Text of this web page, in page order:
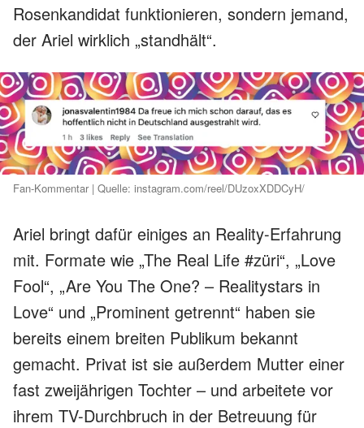
Rosenkandidat funktionieren, sondern jemand,
der Ariel wirklich „standhält“.
Fan-Kommentar | Quelle: instagram.com/reel/DUzoxXDDCyH/
Ariel bringt dafür einiges an Reality-Erfahrung
mit. Formate wie „The Real Life #züri“, „Love
Fool“, „Are You The One? – Realitystars in
Love“ und „Prominent getrennt“ haben sie
bereits einem breiten Publikum bekannt
gemacht. Privat ist sie außerdem Mutter einer
fast zweijährigen Tochter – und arbeitete vor
ihrem TV-Durchbruch in der Betreuung für